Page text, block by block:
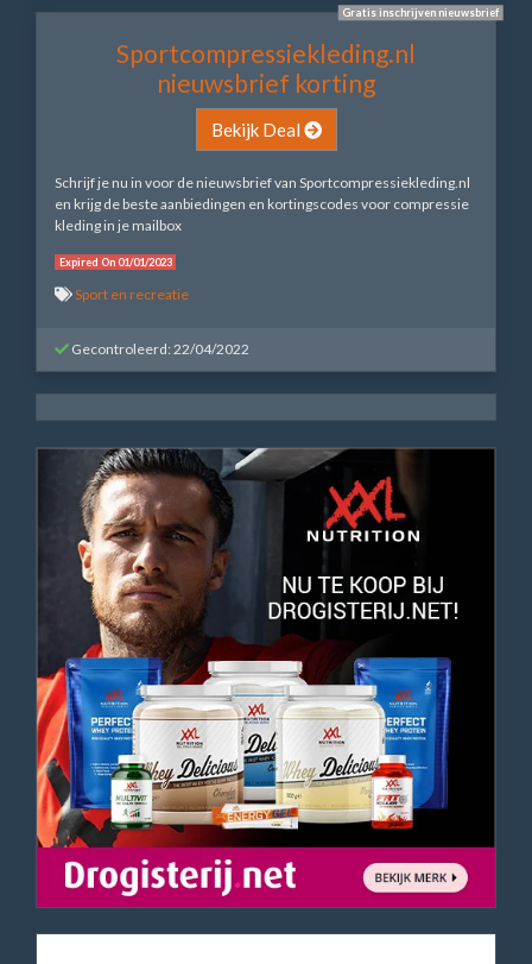
Gratis inschrijven nieuwsbrief
Sportcompressiekleding.nl
nieuwsbrief korting
Bekijk Deal
Schrijf je nu in voor de nieuwsbrief van Sportcompressiekleding.nl
en krijg de beste aanbiedingen en kortingscodes voor compressie
kleding in je mailbox
Expired On 01/01/2023
Sport en recreatie
Gecontroleerd: 22/04/2022